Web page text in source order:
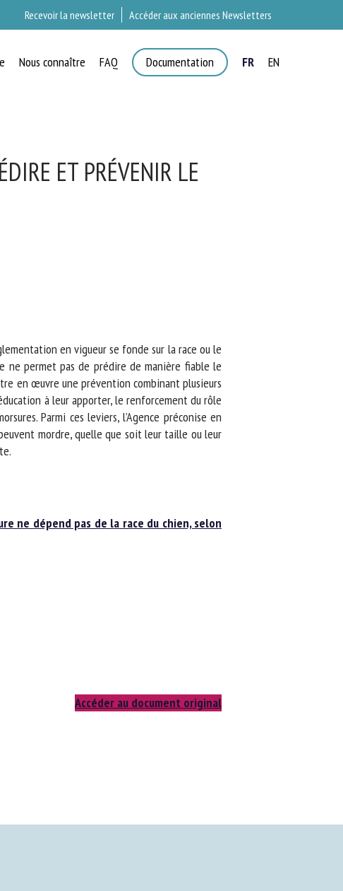
Recevoir la newsletter Accéder aux anciennes Newsletters
Nous connaître FAQ Documentation FR EN
ET PRÉVENIR LE
en vigueur se fonde sur la race ou le
ne permet pas de prédire de manière fiable le
en œuvre une prévention combinant plusieurs
à leur apporter, le renforcement du rôle
Parmi ces leviers, l’Agence préconise en
mordre, quelle que soit leur taille ou leur
ne dépend pas de la race du chien, selon
Accéder au document original